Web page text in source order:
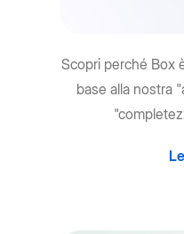
Scopri perché Box
base alla nostra